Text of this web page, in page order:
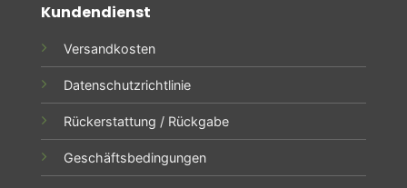
Kundendienst
Versandkosten
Datenschutzrichtlinie
Rückerstattung / Rückgabe
Geschäftsbedingungen